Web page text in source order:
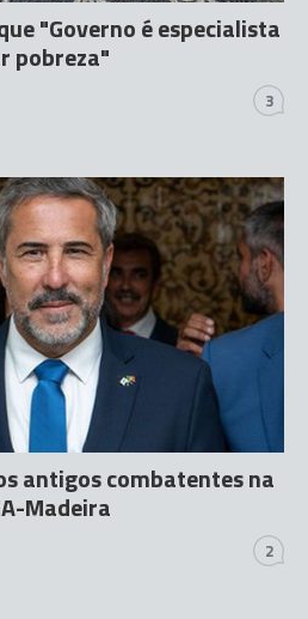
"Governo é especialista
pobreza"
3
antigos combatentes na
Madeira
2